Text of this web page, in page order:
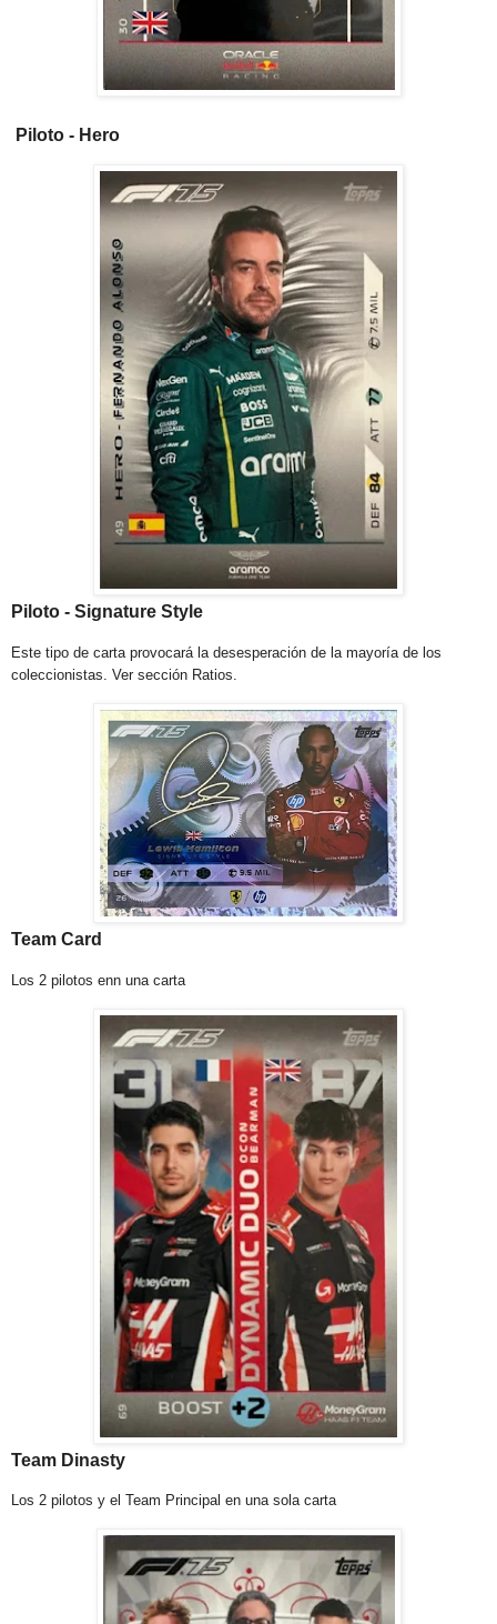
Piloto - Hero
Piloto - Signature Style
Este tipo de carta provocará la desesperación de la mayoría de los
coleccionistas. Ver sección Ratios.
Team Card
Los 2 pilotos enn una carta
Team Dinasty
Los 2 pilotos y el Team Principal en una sola carta